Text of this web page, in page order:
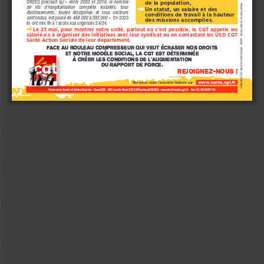
Fédération CGT Santé et Action Sociale - 04/204 - Ne pas jeter sur la voie publique.
Fédération Santé et Action Sociale - Case 538 - 263 rue de Paris 93515 Montreuil CEDEX - revendic@sante.cgt.fr  - Tel : 01 55 82 87 51
de   lits   d’hospitalisation   complète   installés,   tous
établissements,  toutes  disciplines  et  tous  secteurs
confondus, est passé de 468 000 à 393 000 ». En 2023
ils ont mis fin à l’accès aux urgences 24/24.
de la population,
i
Un statut, un salaire et des
conditions de travail à la hauteur
des missions accomplies.
i
Le  23  mai,  pour  montrer  notre  unité,  partout  où  c’est  possible,  la  CGT  appelle  les
salarié.e.s à organiser des initiatives avec leur syndicat ou en contactant les USD CGT
Santé Action Sociale de leur département.
Face au rouleau compresseur qui veut écraser nos droits
et notre modèle social, La CGT est déterminée
à créer les conditions de l’augmentation
du rapport de force.
Rejoignez-nous !
Retrouvez toute l’actualité fédérale sur www.sante.cgt.fr